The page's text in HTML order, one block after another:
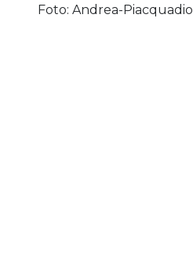
Foto: Andrea-Piacquadio